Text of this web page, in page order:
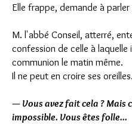
Elle frappe, demande à
M. l'abbé Conseil, atterré,
confession de celle à laquelle
communion le matin même.
Il ne peut en croire ses oreilles.
— Vous avez fait cela ? Mais
impossible. Vous êtes folle...